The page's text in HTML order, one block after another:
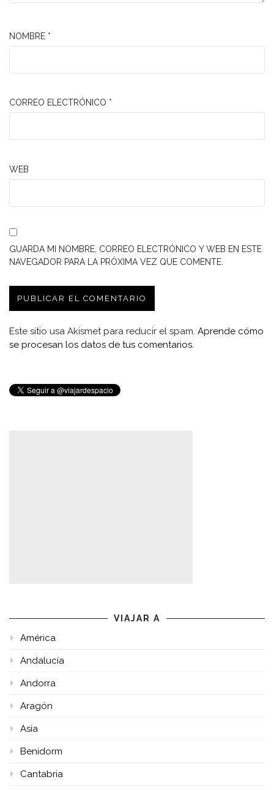
NOMBRE *
CORREO ELECTRÓNICO *
WEB
GUARDA MI NOMBRE, CORREO ELECTRÓNICO Y WEB EN ESTE
NAVEGADOR PARA LA PRÓXIMA VEZ QUE COMENTE.
Este sitio usa Akismet para reducir el spam. Aprende cómo
se procesan los datos de tus comentarios.
VIAJAR A
América
Andalucía
Andorra
Aragón
Asia
Benidorm
Cantabria